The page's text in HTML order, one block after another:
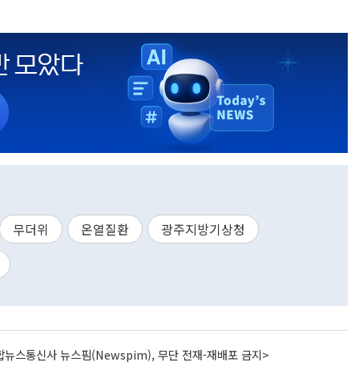
무더위 온열질환 광주지방기상청
뉴스통신사 뉴스핌(Newspim), 무단 전재-재배포 금지>